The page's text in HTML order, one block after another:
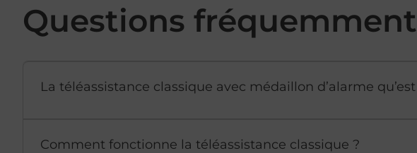
Questions
La téléassistance classique avec médaillon d’alarme qu’est
Comment fonctionne la téléassistance classique ?